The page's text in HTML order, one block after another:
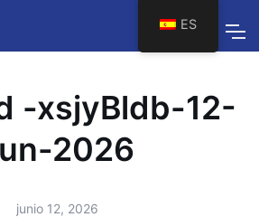
-xsjyBldb-12-
2026
junio 12, 2026
ES